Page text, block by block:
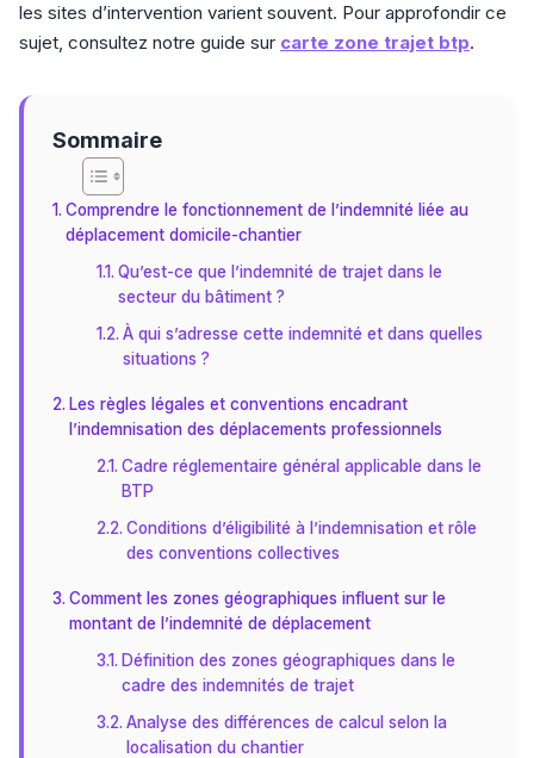
les sites d’intervention varient souvent. Pour approfondir ce
sujet, consultez notre guide sur carte zone trajet btp.
Sommaire
Comprendre le fonctionnement de l’indemnité liée au
déplacement domicile-chantier
Qu’est-ce que l’indemnité de trajet dans le
secteur du bâtiment ?
À qui s’adresse cette indemnité et dans quelles
situations ?
Les règles légales et conventions encadrant
l’indemnisation des déplacements professionnels
Cadre réglementaire général applicable dans le
BTP
Conditions d’éligibilité à l’indemnisation et rôle
des conventions collectives
Comment les zones géographiques influent sur le
montant de l’indemnité de déplacement
Définition des zones géographiques dans le
cadre des indemnités de trajet
Analyse des différences de calcul selon la
localisation du chantier